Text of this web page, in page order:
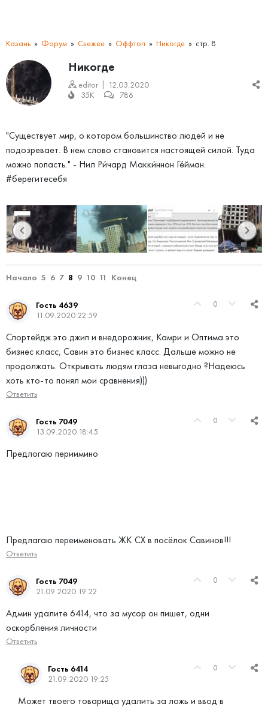
Казань Форум Свежее Оффтоп Никогде стр. 8
Никогде
editor
12.03.2020
35K
786
"Существует мир, о котором большинство людей и не
подозревает. В нем слово становится настоящей силой. Туда
можно попасть." - Нил Ри́чард Макки́ннон Ге́йман.
#берегитесебя
Начало 5 6 7 8 9 10 11 Конец
0
Гость 4639
11.09.2020 22:59
Спортейдж это джип и внедорожник, Камри и Оптима это
бизнес класс, Савин это бизнес класс. Дальше можно не
продолжать. Открывать людям глаза невыгодно ?Надеюсь
хоть кто-то понял мои сравнения)))
Ответить
0
Гость 7049
13.09.2020 18:45
Предлогаю периимино
Предлагаю переименовать ЖК СХ в посёлок Савинов!!!
Ответить
0
Гость 7049
21.09.2020 19:22
Админ удалите 6414, что за мусор он пишет, одни
оскорбления личности
Ответить
0
Гость 6414
21.09.2020 19:25
Может твоего товарища удалить за ложь и ввод в